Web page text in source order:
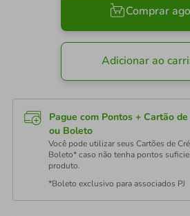
Comprar
Adicionar ao
Pague com Pontos + Cartão
ou Boleto
Você pode utilizar seus Cartões de
Boleto* caso não tenha pontos
produto.
*Boleto exclusivo para associados PJ